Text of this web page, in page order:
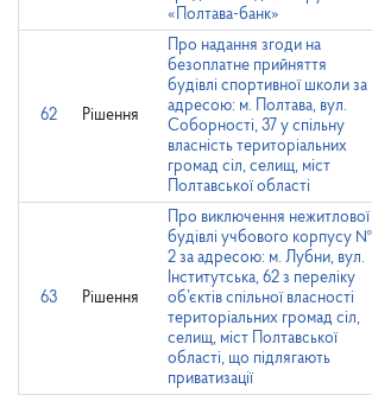
«Полтава-банк»
62 Рішення
Про надання згоди на
безоплатне прийняття
будівлі спортивної школи за
адресою: м. Полтава, вул.
Соборності, 37 у спільну
власність територіальних
громад сіл, селищ, міст
Полтавської області
63 Рішення
Про виключення нежитлової
будівлі учбового корпусу №
2 за адресою: м. Лубни, вул.
Інститутська, 62 з переліку
об’єктів спільної власності
територіальних громад сіл,
селищ, міст Полтавської
області, що підлягають
приватизації